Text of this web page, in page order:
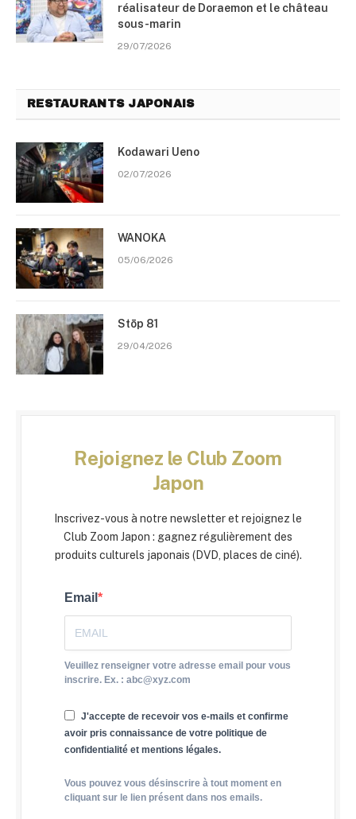
réalisateur de Doraemon et le château
sous-marin
29/07/2026
RESTAURANTS JAPONAIS
Kodawari Ueno
02/07/2026
WANOKA
05/06/2026
Stōp 81
29/04/2026
Rejoignez le Club Zoom
Japon
Inscrivez-vous à notre newsletter et rejoignez le
Club Zoom Japon : gagnez régulièrement des
produits culturels japonais (DVD, places de ciné).
Email
Veuillez renseigner votre adresse email pour vous
inscrire. Ex. : abc@xyz.com
J'accepte de recevoir vos e-mails et confirme
avoir pris connaissance de votre politique de
confidentialité et mentions légales.
Vous pouvez vous désinscrire à tout moment en
cliquant sur le lien présent dans nos emails.